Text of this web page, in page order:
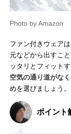
Photo by Amazon
ファン付きウェア
元などから出すこ
ッタリとフィット
空気の通り道がな
めを選びましょう。
ポイント